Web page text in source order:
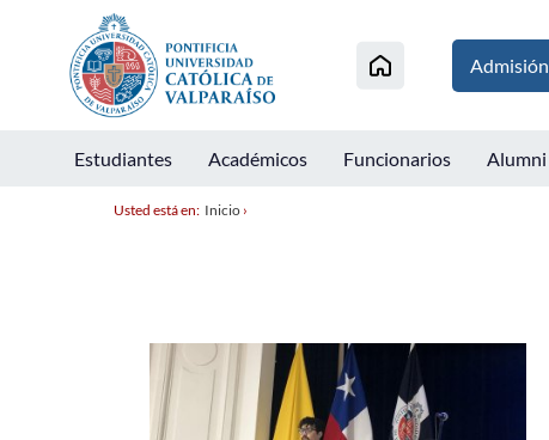
Admisión
Estudiantes Académicos Funcionarios Alumni
Usted está en: Inicio›